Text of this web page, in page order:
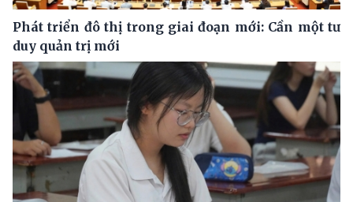
Phát triển đô thị trong giai đoạn mới: Cần một tư
duy quản trị mới